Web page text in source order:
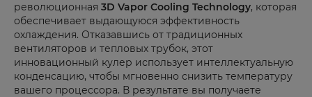
революционная 3D Vapor Cooling Technology, которая
обеспечивает выдающуюся эффективность
охлаждения. Отказавшись от традиционных
вентиляторов и тепловых трубок, этот
инновационный кулер использует интеллектуальную
конденсацию, чтобы мгновенно снизить температуру
вашего процессора. В результате вы получаете